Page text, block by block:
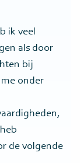
ik veel
als door
bij
onder
de volgende